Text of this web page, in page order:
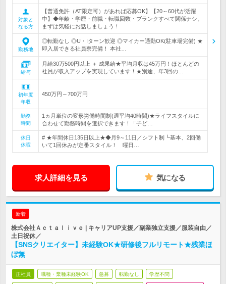
対象と
なる方
【普通免許（AT限定可）があれば応募OK】【20～60代が活躍
中】◆年齢・学歴・前職・転職回数・ブランクすべて関係ナシ。
まずは気軽にお話しましょう！
勤務地
◎転勤なし ◎U・Iターン歓迎 ◎マイカー通勤OK(駐車場完備) ★
即入居できる社員寮完備！ 本社…
給与
月給30万500円以上 ＋ 成果給★平均月収は45万円！ほとんどの
社員が収入アップを実現しています！★別途、年3回の…
初年度
年収
450万円～700万円
勤務
時間
1ヵ月単位の変形労働時間制(週平均40時間)★ライフスタイルに
合わせて勤務時間を選択できます！「子ど…
休日
休暇
# ★年間休日135日以上★◆月9～11日／シフト制┗基本、2回働
いて1回休みが定番スタイル！ 曜日…
求人詳細を見る 気になる
新着
株式会社Ａｃｔａｌｉｖｅ | キャリアUP支援／副業独立支援／服装自由／
土日祝休／
【SNSクリエイター】未経験OK★研修後フルリモート★残業ほ
ぼ無
正社員 職種・業種未経験OK 急募 転勤なし 学歴不問